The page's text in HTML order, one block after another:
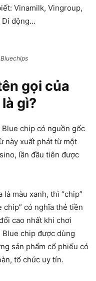
Vinamilk, Vingroup,
Di động…
gọi của
gì?
chip có nguồn gốc
này xuất phát từ một
lần đầu tiên được
màu xanh, thì “chip”
chip” có nghĩa thẻ tiền
cao nhất khi chơi
chip được dùng
sản phẩm cổ phiếu có
tổ chức uy tín.